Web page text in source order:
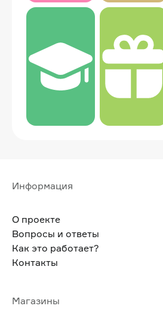
Информация
О проекте
Вопросы и ответы
Как это работает?
Контакты
Магазины